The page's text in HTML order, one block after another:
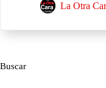
La Otra
Buscar